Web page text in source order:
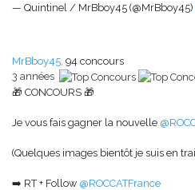
— Quintinel / MrBboy45 (@MrBboy45)
MrBboy45, 94 concours
3 années
🎁 CONCOURS 🎁
Je vous fais gagner la nouvelle
(Quelques images bientôt je suis en
➡️ RT + Follow @ROCCATFrance